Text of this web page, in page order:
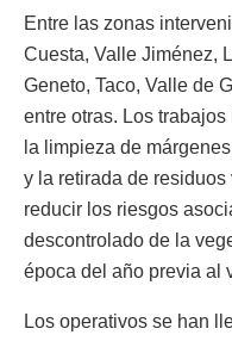
Entre las zonas
Cuesta, Valle Jiménez,
Geneto, Taco, Valle de
entre otras. Los
la limpieza de
y la retirada de
reducir los riesgos
descontrolado de la
época del año previa al
Los operativos se han